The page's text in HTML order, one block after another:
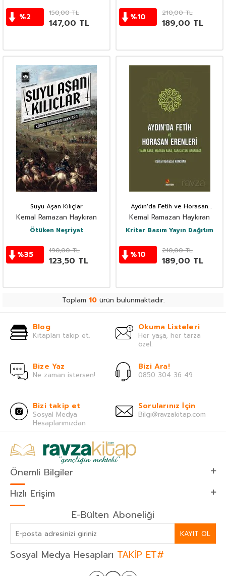
%2 150,00TL
147,00 TL
%10 210,00TL
189,00 TL
Suyu Aşan Kılıçlar
Kemal Ramazan Haykıran
Ötüken Neşriyat
%35 190,00TL
123,50 TL
Aydın'da Fetih ve Horasan
Erenleri
Kemal Ramazan Haykıran
Kriter Basım Yayın Dağıtım
%10 210,00TL
189,00 TL
Toplam 10ürün bulunmaktadır.
Blog
Kitapları takip et.
Okuma Listeleri
Her yaşa, her tarza
özel.
Bize Yaz
Ne zaman istersen!
Bizi Ara!
0850 304 36 49
Bizi takip et
Sosyal Medya
Hesaplarımızdan
Sorularınız İçin
Bilgi@ravzakitap.com
Önemli Bilgiler
Hızlı Erişim
E-Bülten Aboneliği
KAYIT OL
Sosyal Medya Hesapları TAKİP ET#